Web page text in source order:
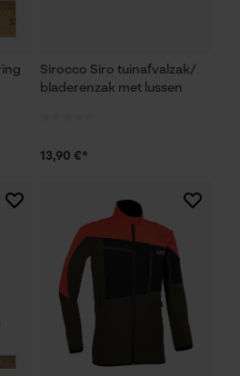
Sirocco Siro tuinafvalzak/
bladerenzak met lussen
13,90 €*
Web Analytics Tool
Personalization
homepage
winkelwagen
begroeting
IP en gebruikersdetectie
video's